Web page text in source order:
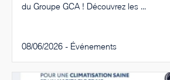
du Groupe GCA ! Découvrez les ...
08/06/2026 - Événements